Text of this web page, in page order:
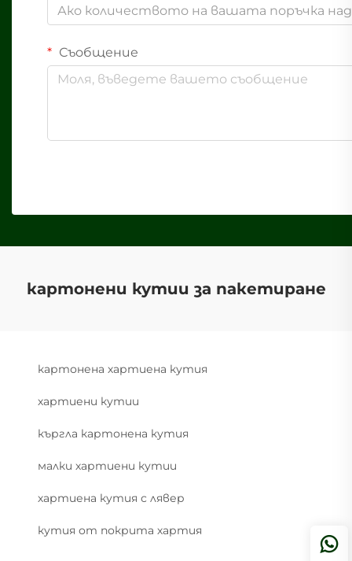
Ако количеството на вашата поръчка
Съобщение
картонени кутии за пакетиране
картонена хартиена кутия
хартиени кутии
къргла картонена кутия
малки хартиени кутии
хартиена кутия с лявер
кутия от покрита хартия